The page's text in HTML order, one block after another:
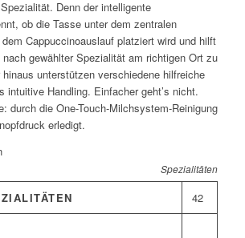
Denn der intelligente
ob die Tasse unter dem zentralen
Cappuccinoauslauf platziert wird und hilft
gewählter Spezialität am richtigen Ort zu
unterstützen verschiedene hilfreiche
intuitive Handling. Einfacher geht’s nicht.
durch die One-Touch-Milchsystem-Reinigung
erledigt.
Spezialitäten
42